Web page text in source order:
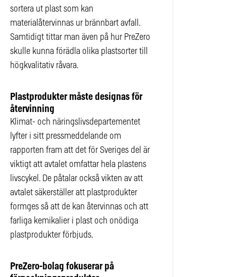
sortera ut plast som kan
materialåtervinnas ur brännbart avfall.
Samtidigt tittar man även på hur PreZero
skulle kunna förädla olika plastsorter till
högkvalitativ råvara.
Plastprodukter måste designas för
återvinning
Klimat- och näringslivsdepartementet
lyfter i sitt pressmeddelande om
rapporten fram att det för Sveriges del är
viktigt att avtalet omfattar hela plastens
livscykel. De påtalar också vikten av att
avtalet säkerställer att plastprodukter
formges så att de kan återvinnas och att
farliga kemikalier i plast och onödiga
plastprodukter förbjuds.
PreZero-bolag fokuserar på